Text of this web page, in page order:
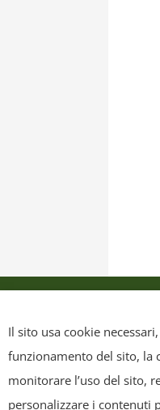
Copyright -
riscriverli,
Il sito usa cookie
funzionamento del sito, la
monitorare l’uso del sito,
personalizzare i contenuti